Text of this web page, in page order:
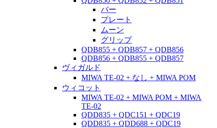
バー
プレート
ムーン
グリップ
QDB855 + QDB857 + QDB856
QDB856 + QDB855 + QDB857
ヴィガルド
MIWA TE-02 + なし + MIWA POM
ウィコット
MIWA TE-02 + MIWA POM + MIWA
TE-02
QDD835 + QDC151 + QDC19
QDD835 + QDD688 + QDC19